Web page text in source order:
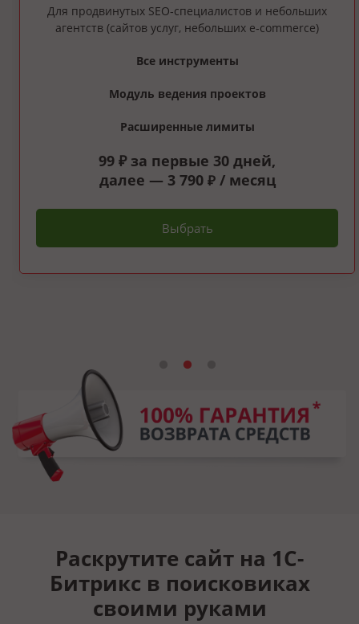
Для продвинутых SEO‑специалистов и небольших
агентств (сайтов услуг, небольших e‑commerce)
Все инструменты
Модуль ведения проектов
Расширенные лимиты
99 ₽ за первые 30 дней,
далее — 3 790 ₽/ месяц
Выбрать
Раскрутите сайт на 1С-
Битрикс в поисковиках
своими руками